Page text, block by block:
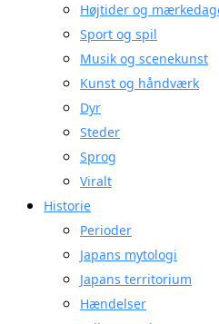
Højtider og
Sport og spil
Musik og scenekunst
Kunst og håndværk
Dyr
Steder
Sprog
Viralt
Historie
Perioder
Japans mytologi
Japans territorium
Hændelser